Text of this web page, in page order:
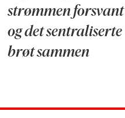
strømmen forsvant
og det sentraliserte
brøt sammen